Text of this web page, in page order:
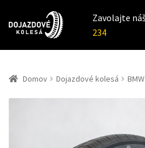
Zavolajte
234
Domov Dojazdové kolesá BMW